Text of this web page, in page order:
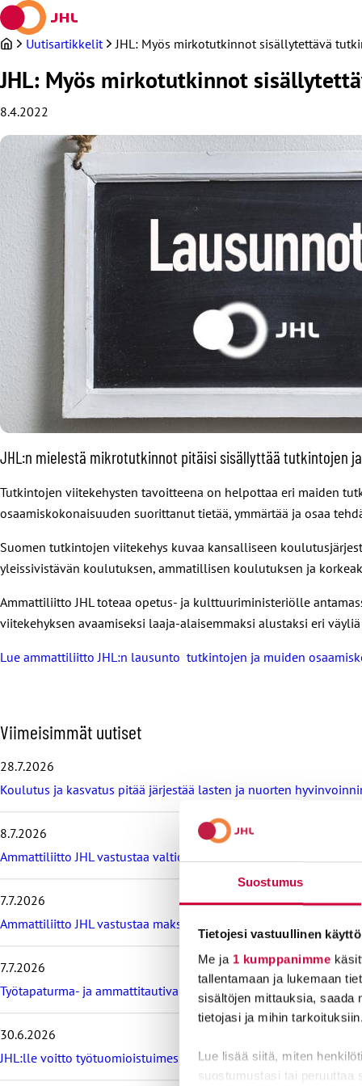
Suostumus
Tietojesi vastuullinen käyttö
Me ja 1 kumppanimme
tallentamaan ja lukemaan
sisältöjen mittauksia, saada
tietojasi ja mihin tarkoituksiin.
Lue lisää siitä, miten
suostumustasi tai peruuttaa
Siirry
sisältöön
Uutisartikkelit JHL: Myös mirkotutkinnot sisällytettävä
JHL: Myös mirkotutkinnot
8.4.2022
JHL:n mielestä mikrotutkinnot pitäisi sisällyttää tutkintojen
Tutkintojen viitekehysten tavoitteena on helpottaa eri maiden
osaamiskokonaisuuden suorittanut tietää, ymmärtää ja osaa
Suomen tutkintojen viitekehys kuvaa kansalliseen
yleissivistävän koulutuksen, ammatillisen koulutuksen ja
Ammattiliitto JHL toteaa opetus- ja kulttuuriministeriölle
viitekehyksen avaamiseksi laaja-alaisemmaksi alustaksi eri
Lue ammattiliitto JHL:n lausunto tutkintojen ja muiden
O
h
i
t
a
v
i
m
s
i
ä
t
u
t
i
s
e
Viimeisimmät uutiset
28.7.2026
Koulutus ja kasvatus pitää järjestää lasten ja nuorten
8.7.2026
Ammattiliitto JHL vastustaa valtiokonttoria koskevan lain muutosta
7.7.2026
Ammattiliitto JHL vastustaa maksullisia avoimia
7.7.2026
Työtapaturma- ja ammattitautivakuutus turvaa työelämässä,
30.6.2026
JHL:lle voitto työtuomioistuimessa: raitiovaununkuljettaja